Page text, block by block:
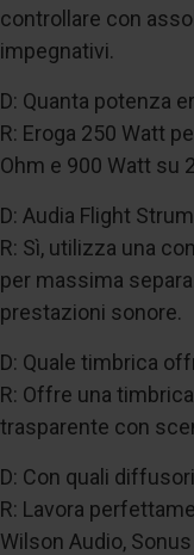
controllare con
impegnativi.
D: Quanta potenza
R: Eroga 250 Watt
Ohm e 900 Watt su
D: Audia Flight
R: Sì, utilizza una
per massima
prestazioni sonore.
D: Quale timbrica
R: Offre una
trasparente con
D: Con quali
R: Lavora
Wilson Audio,